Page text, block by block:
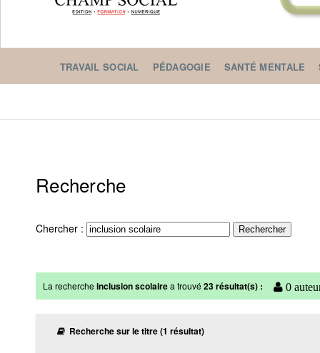
TRAVAIL SOCIAL PÉDAGOGIE SANTÉ MENTALE
Recherche
Chercher :
La rechercheinclusion scolairea trouvé23 résultat(s) : 0
Recherche sur le titre (1 résultat)